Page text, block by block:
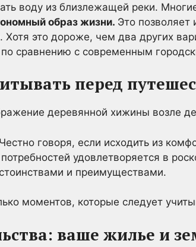
воду из близлежащей реки.
образ жизни. Это позволяет
это дороже, чем два других
по сравнению с современным
перед
говоря, если исходить из
удовлетворяется в
и преимуществами.
моментов, которые следует
ваше жилье и